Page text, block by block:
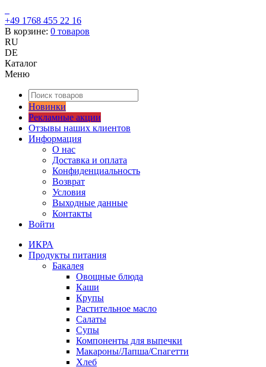
+49 1768 455 22 16
В корзине: 0 товаров
RU
DE
Каталог
Меню
Новинки
Рекламные акции
Отзывы наших клиентов
Информация
О нас
Доставка и оплата
Конфиденциальность
Возврат
Условия
Выходные данные
Контакты
Войти
ИКРА
Продукты питания
Бакалея
Овощные блюда
Каши
Крупы
Растительное масло
Салаты
Супы
Компоненты для выпечки
Макароны/Лапша/Спагетти
Хлеб